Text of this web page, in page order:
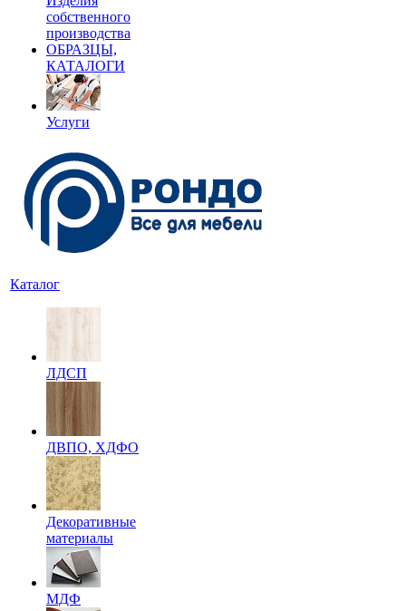
собственного
производства
ОБРАЗЦЫ,
КАТАЛОГИ
Услуги
Каталог
ЛДСП
ДВПО, ХДФО
Декоративные
материалы
МДФ